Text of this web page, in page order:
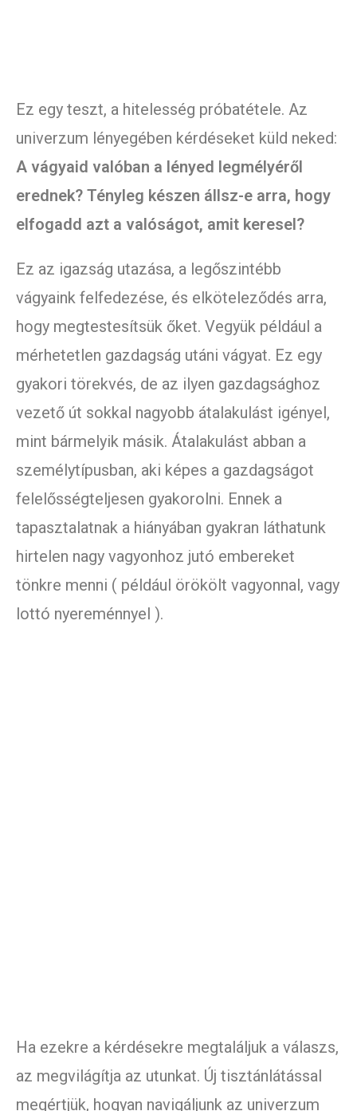
Ez egy teszt, a hitelesség próbatétele. Az
univerzum lényegében kérdéseket küld neked:
A vágyaid valóban a lényed legmélyéről
erednek? Tényleg készen állsz-e arra, hogy
elfogadd azt a valóságot, amit keresel?
Ez az igazság utazása, a legőszintébb
vágyaink felfedezése, és elköteleződés arra,
hogy megtestesítsük őket. Vegyük például a
mérhetetlen gazdagság utáni vágyat. Ez egy
gyakori törekvés, de az ilyen gazdagsághoz
vezető út sokkal nagyobb átalakulást igényel,
mint bármelyik másik. Átalakulást abban a
személytípusban, aki képes a gazdagságot
felelősségteljesen gyakorolni. Ennek a
tapasztalatnak a hiányában gyakran láthatunk
hirtelen nagy vagyonhoz jutó embereket
tönkre menni ( például örökölt vagyonnal, vagy
lottó nyereménnyel ).
Ha ezekre a kérdésekre megtaláljuk a válaszs,
az megvilágítja az utunkat. Új tisztánlátással
megértjük, hogyan navigáljunk az univerzum